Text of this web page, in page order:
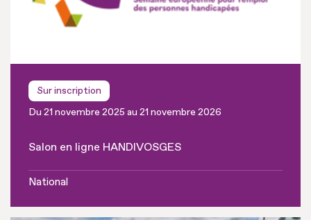
Sur inscription
Du 21 novembre 2025 au 21 novembre 2026
Salon en ligne HANDIVOSGES
National